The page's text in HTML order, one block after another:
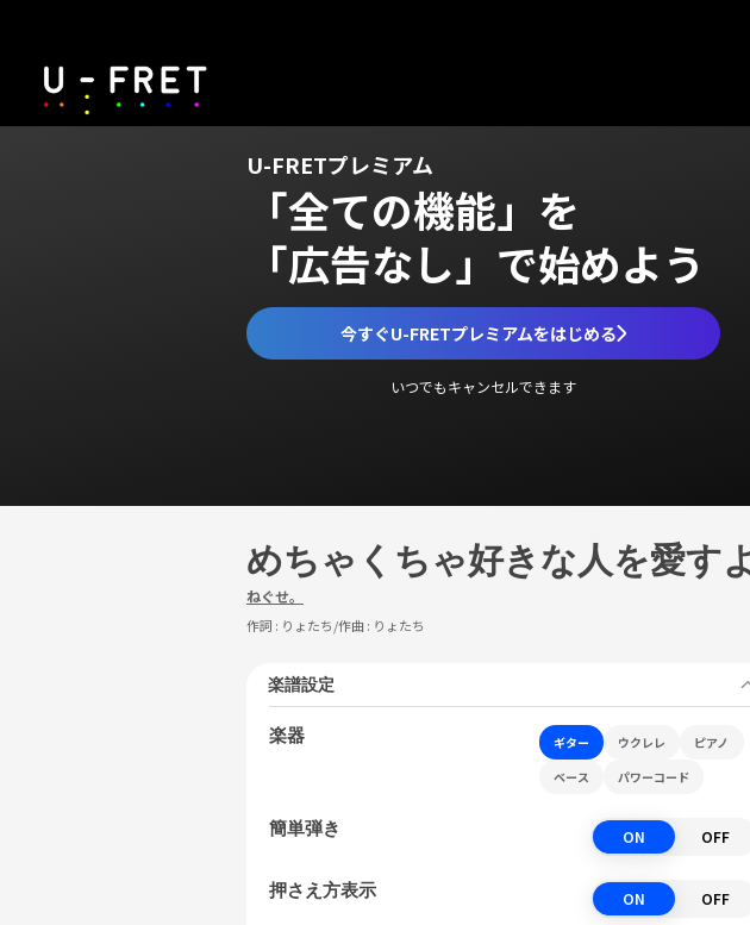
U-FRETプレミアム
「全ての機能」を
「広告なし」で始めよう
今すぐU-FRETプレミアムをはじめる
いつでもキャンセルできます
めちゃくちゃ好きな人を愛す
ねぐせ。
作詞 : りょたち/作曲 : りょたち
楽譜設定
楽器 ギター ウクレレ
ピアノ
ベース
パワーコード
簡単弾き ON OFF
押さえ方表示 ON OFF